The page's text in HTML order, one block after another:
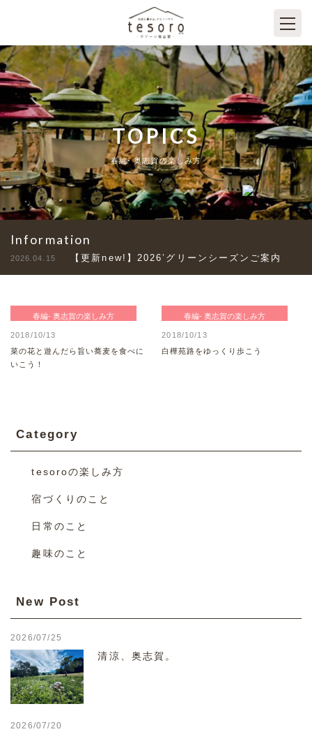
TOPICS
春編- 奥志賀の楽しみ方
Information
2026.04.15 【更新new!】2026’グリーンシーズンご案内
春編- 奥志賀の楽しみ方
2018/10/13
菜の花と遊んだら旨い蕎麦を食べに
いこう！
春編- 奥志賀の楽しみ方
2018/10/13
白樺苑路をゆっくり歩こう
Category
tesoroの楽しみ方
宿づくりのこと
日常のこと
趣味のこと
New Post
2026/07/25
清涼、奥志賀。
2026/07/20